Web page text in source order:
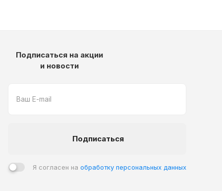
Подписаться на акции
и новости
Подписаться
Я согласен на обработку персональных данных